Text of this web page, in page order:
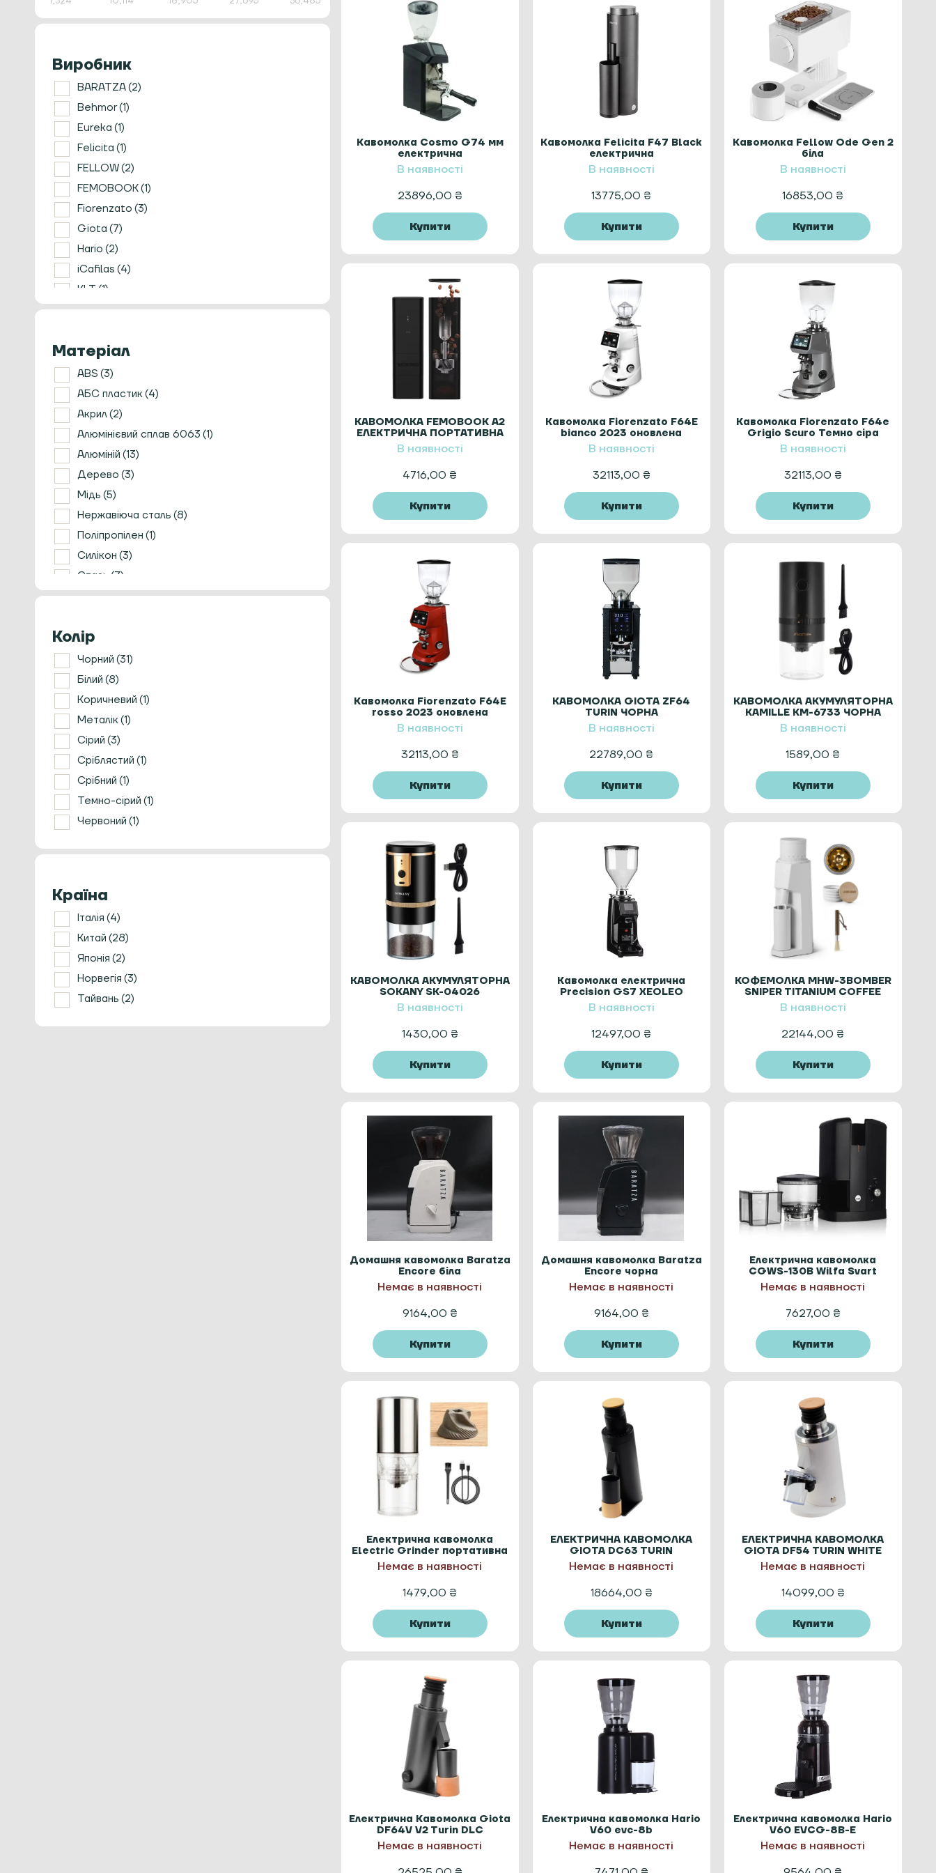
Гейзерні кавоварки
Дозуючі кільця
Електричні кавомолки
Капучинатор
Килимки
Лате-Арт
Мірні склянки
Нок-бокс
Пітчери
Портативні кавоварки
Посуд
Ручні кавомолки
Сервери, заварники та чайники
Темпери
Термометри
Холдери та кошики
Чайна церемонія
Кавомашини
Стакани
Виробник
BARATZA(2)
Behmor(1)
Eureka (1)
Felicita (1)
FELLOW(2)
FEMOBOOK(1)
Fiorenzato (3)
Giota (7)
Hario (2)
iCafilas (4)
KLT (1)
MHW-3BOMBER(3)
VARIA (1)
Wilfa(3)
Матеріал
ABS (3)
АБС пластик(4)
Акрил(2)
Алюмінієвий сплав 6063 (1)
Алюміній (13)
Дерево (3)
Мідь (5)
Нержавіюча сталь (8)
Поліпропілен (1)
Силікон (3)
Сталь (7)
Метал(5)
Колір
Чорний (31)
Білий (8)
Коричневий (1)
Металік(1)
Сірий (3)
Сріблястий (1)
Срібний (1)
Темно-сірий (1)
Червоний (1)
Країна
Італія (4)
Китай (28)
Японія (2)
Норвегія (3)
Тайвань (2)
Кавомолка Cosmo G74 мм
електрична
В наявності
23896,00 ₴
Купити
Кавомолка Felicita F47 Black
електрична
В наявності
13775,00 ₴
Купити
Кавомолка Fellow Ode Gen 2
біла
В наявності
16853,00 ₴
Купити
КАВОМОЛКА FEMOBOOK A2
ЕЛЕКТРИЧНА ПОРТАТИВНА
В наявності
4716,00 ₴
Купити
Кавомолка Fiorenzato F64E
bianco 2023 оновлена
(фіорензато) white
В наявності
32113,00 ₴
Купити
Кавомолка Fiorenzato F64e
Grigio Scuro Темно сіра
В наявності
32113,00 ₴
Купити
Кавомолка Fiorenzato F64E
rosso 2023 оновлена
(фіорензато) red
В наявності
32113,00 ₴
Купити
КАВОМОЛКА GIOTA ZF64
TURIN ЧОРНА
В наявності
22789,00 ₴
Купити
КАВОМОЛКА АКУМУЛЯТОРНА
KAMILLE KM-6733 ЧОРНА
В наявності
1589,00 ₴
Купити
КАВОМОЛКА АКУМУЛЯТОРНА
SOKANY SK-04026
В наявності
1430,00 ₴
Купити
Кавомолка електрична
Precision GS7 XEOLEO
Electronic
В наявності
12497,00 ₴
Купити
КОФЕМОЛКА MHW-3BOMBER
SNIPER TITANIUM COFFEE
GRINDER WHITE
В наявності
22144,00 ₴
Купити
Домашня кавомолка Baratza
Encore біла
Немає в наявності
9164,00 ₴
Купити
Домашня кавомолка Baratza
Encore чорна
Немає в наявності
9164,00 ₴
Купити
Електрична кавомолка
CGWS-130B Wilfa Svart
Немає в наявності
7627,00 ₴
Купити
Електрична кавомолка
Electric Grinder портативна
срібло
Немає в наявності
1479,00 ₴
Купити
ЕЛЕКТРИЧНА КАВОМОЛКА
GIOTA DC63 TURIN
Немає в наявності
18664,00 ₴
Купити
ЕЛЕКТРИЧНА КАВОМОЛКА
GIOTA DF54 TURIN WHITE
Немає в наявності
14099,00 ₴
Купити
Електрична Кавомолка Giota
DF64V V2 Turin DLС
Немає в наявності
Електрична кавомолка Hario
V60 evc-8b
Немає в наявності
Електрична кавомолка Hario
V60 EVCG-8B-E
Немає в наявності